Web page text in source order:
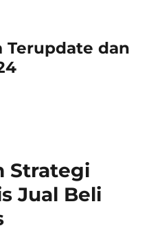
dan
Strategi
Jual Beli